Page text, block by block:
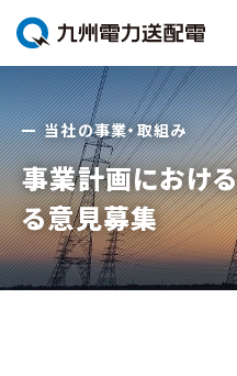
当社の事業・取組み
事業計画におけ
る意見募集